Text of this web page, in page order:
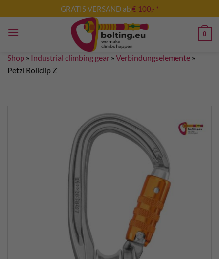
to
content
GRATIS VERSAND ab€ 100,- *
0
Shop » Industrial climbing gear » Verbindungselemente »
Petzl Rollclip Z